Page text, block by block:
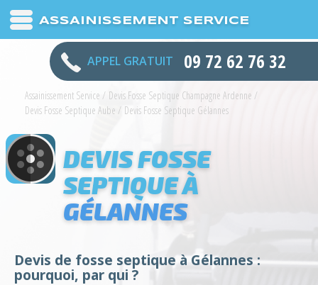
ASSAINISSEMENT SERVICE
APPEL GRATUIT 09 72 62 76 32
Assainissement Service / Devis Fosse Septique Champagne Ardenne /
Devis Fosse Septique Aube / Devis Fosse Septique Gélannes
DEVIS FOSSE
SEPTIQUE À
GÉLANNES
Devis de fosse septique à Gélannes :
pourquoi, par qui ?